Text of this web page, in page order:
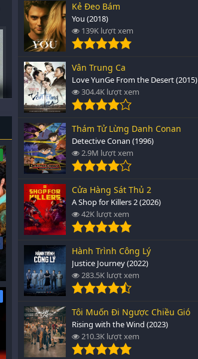
Kẻ Đeo Bám
You (2018)
139K lượt xem
Vân Trung Ca
Love YunGe From the Desert (2015)
304.4K lượt xem
Thám Tử Lừng Danh Conan
Detective Conan (1996)
2.9M lượt xem
Cửa Hàng Sát Thủ 2
A Shop for Killers 2 (2026)
42K lượt xem
Hành Trình Công Lý
Justice Journey (2022)
283.5K lượt xem
Tôi Muốn Đi Ngược Chiều Gió
Rising with the Wind (2023)
210.3K lượt xem